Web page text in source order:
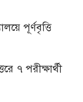
পূর্ণবৃত্তি
৭ পরীক্ষার্থী